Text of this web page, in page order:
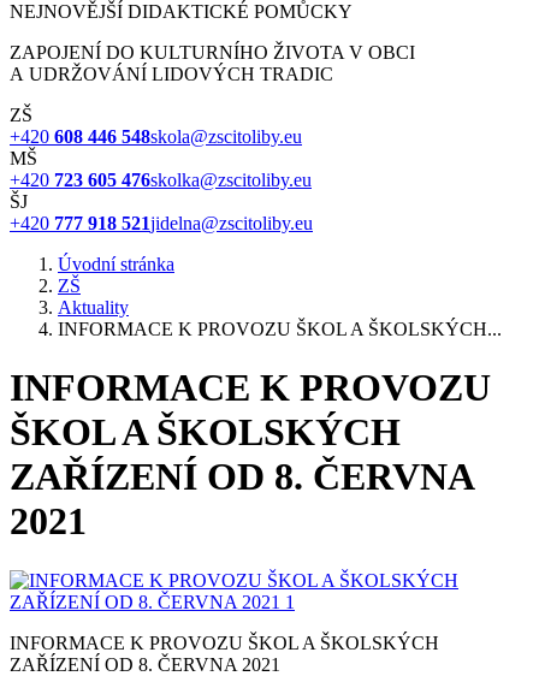
NEJNOVĚJŠÍ DIDAKTICKÉ POMŮCKY
ZAPOJENÍ DO KULTURNÍHO ŽIVOTA V OBCI
A UDRŽOVÁNÍ LIDOVÝCH TRADIC
ZŠ
+420 608 446 548skola@zscitoliby.eu
MŠ
+420 723 605 476skolka@zscitoliby.eu
ŠJ
+420 777 918 521jidelna@zscitoliby.eu
Úvodní stránka
ZŠ
Aktuality
INFORMACE K PROVOZU ŠKOL A ŠKOLSKÝCH...
INFORMACE K PROVOZU
ŠKOL A ŠKOLSKÝCH
ZAŘÍZENÍ OD 8. ČERVNA
2021
INFORMACE K PROVOZU ŠKOL A ŠKOLSKÝCH
ZAŘÍZENÍ OD 8. ČERVNA 2021